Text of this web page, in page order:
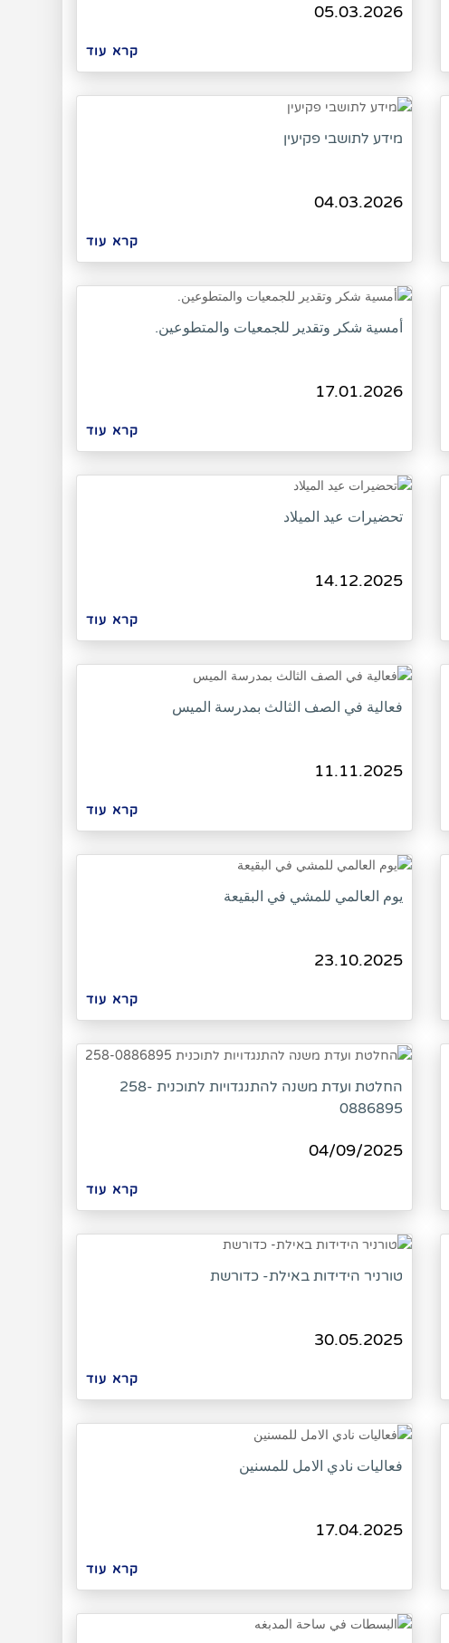
05.03.2026
קרא עוד
מידע לתושבי פקיעין
04.03.2026
קרא עוד
أمسية شكر وتقدير للجمعيات والمتطوعين.
17.01.2026
קרא עוד
تحضيرات عيد الميلاد
14.12.2025
קרא עוד
فعالية في الصف الثالث بمدرسة الميس
11.11.2025
קרא עוד
يوم العالمي للمشي في البقيعة
23.10.2025
קרא עוד
החלטת ועדת משנה להתנגדויות לתוכנית 258-
0886895
04/09/2025
קרא עוד
טורניר הידידות באילת- כדורשת
30.05.2025
קרא עוד
فعاليات نادي الامل للمسنين
17.04.2025
קרא עוד